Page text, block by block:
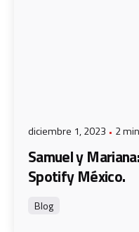
diciembre 1, 2023 2
Samuel y
Spotify México.
Blog